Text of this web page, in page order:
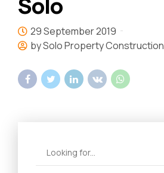
29 September 2019
by Solo Property Construction